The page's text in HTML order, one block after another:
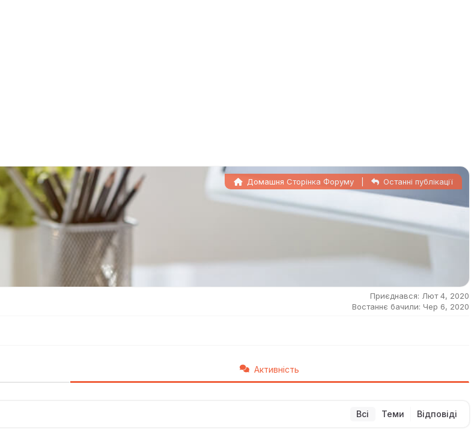
Домашня Сторінка Форуму Останні публікації
Приєднався: Лют 4, 2020
Востаннє бачили: Чер 6, 2020
Активність
Всі Теми Відповіді